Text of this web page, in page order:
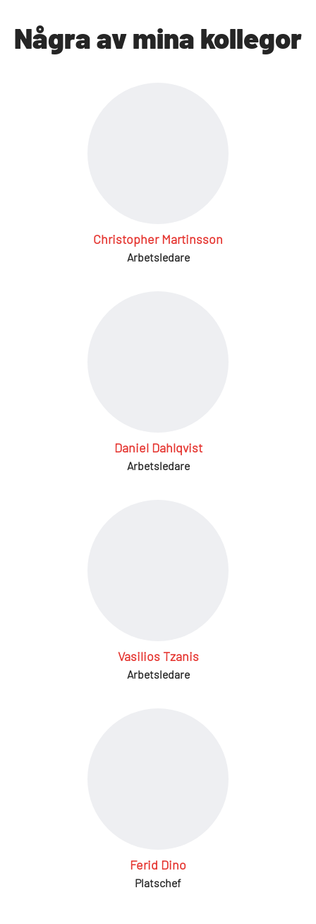
Några av mina kollegor
Christopher Martinsson
Arbetsledare
Daniel Dahlqvist
Arbetsledare
Vasilios Tzanis
Arbetsledare
Ferid Dino
Platschef